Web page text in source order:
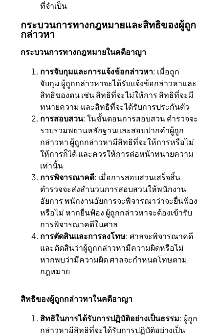
ที่จำเป็น
กระบวนการทางกฎหมายและสิทธิของผู้ถูก
กล่าวหา
กระบวนการทางกฎหมายในคดีอาญา
การจับกุมและการแจ้งข้อกล่าวหา: เมื่อถูก
จับกุม ผู้ถูกกล่าวหาจะได้รับแจ้งข้อกล่าวหาและ
สิทธิของตน เช่น สิทธิที่จะไม่ให้การ สิทธิที่จะมี
ทนายความ และสิทธิที่จะได้รับการประกันตัว
การสอบสวน: ในขั้นตอนการสอบสวน ตำรวจจะ
รวบรวมพยานหลักฐานและสอบปากคำผู้ถูก
กล่าวหา ผู้ถูกกล่าวหามีสิทธิที่จะให้การหรือไม่
ให้การก็ได้ และควรให้การต่อหน้าทนายความ
เท่านั้น
การพิจารณาคดี: เมื่อการสอบสวนเสร็จสิ้น
ตำรวจจะส่งสำนวนการสอบสวนให้พนักงาน
อัยการ พนักงานอัยการจะพิจารณาว่าจะยื่นฟ้อง
หรือไม่ หากยื่นฟ้อง ผู้ถูกกล่าวหาจะต้องเข้ารับ
การพิจารณาคดีในศาล
การตัดสินและการลงโทษ: ศาลจะพิจารณาคดี
และตัดสินว่าผู้ถูกกล่าวหามีความผิดหรือไม่
หากพบว่ามีความผิด ศาลจะกำหนดโทษตาม
กฎหมาย
สิทธิของผู้ถูกกล่าวหาในคดีอาญา
สิทธิในการได้รับการปฏิบัติอย่างเป็นธรรม: ผู้ถูก
กล่าวหามีสิทธิที่จะได้รับการปฏิบัติอย่างเป็น